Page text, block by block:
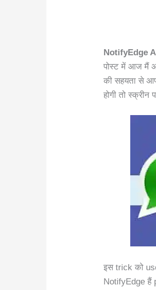
NotifyEdge
पोस्ट में आज मैं
की सहयता से
होगी तो
इस trick को
NotifyEdge हैं